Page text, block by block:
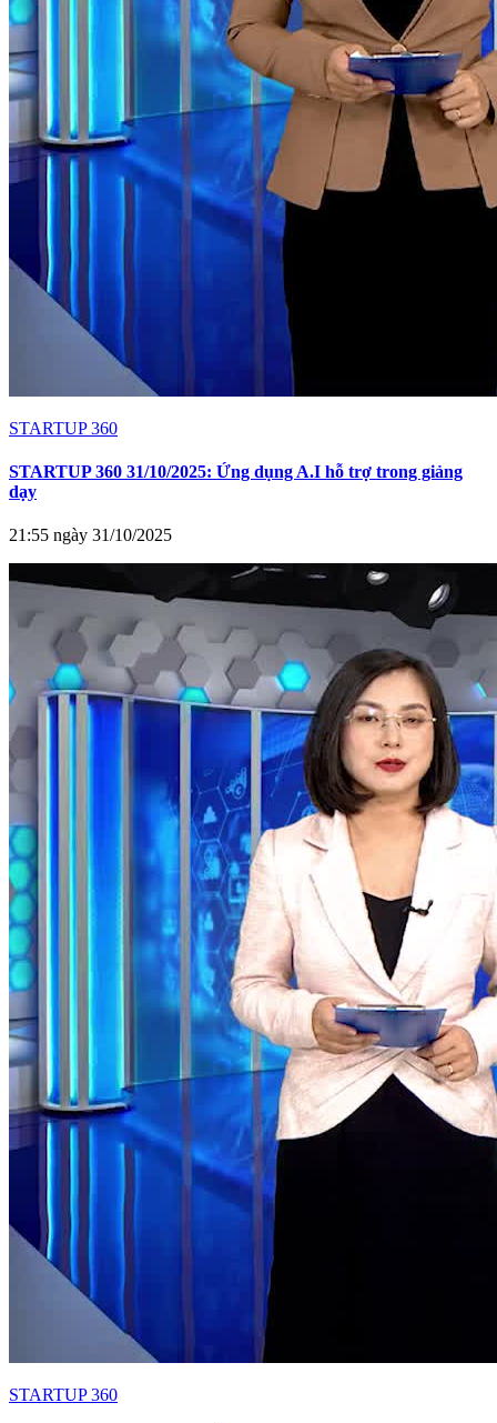
STARTUP 360
STARTUP 360 31/10/2025: Ứng dụng A.I hỗ trợ trong giảng
dạy
21:55 ngày 31/10/2025
STARTUP 360